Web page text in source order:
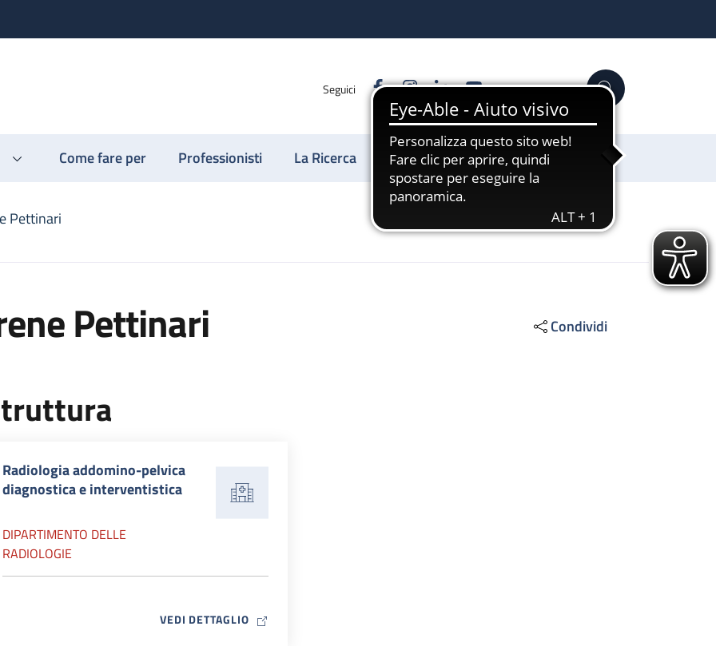
Seguici FacebookInstagram
LinkedinYouTube Cerca
Come fare per Professionisti La Ricerca Sostienici
Pettinari
Pettinari Condividi
Radiologia addomino-pelvica
diagnostica e interventistica
DIPARTIMENTO DELLE
RADIOLOGIE
VEDI DETTAGLIOMAP ICON